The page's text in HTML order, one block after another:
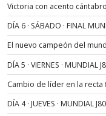
Victoria con acento
DÍA 6 · SÁBADO · FINAL
El nuevo campeón del
DÍA 5 · VIERNES · MUNDIAL
Cambio de líder en la recta
DÍA 4 · JUEVES · MUNDIAL